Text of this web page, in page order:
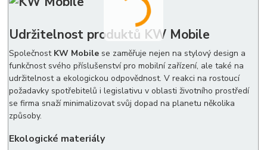
Udržitelnost produktů KW Mobile
Společnost KW Mobile se zaměřuje nejen na stylový design a
funkčnost svého příslušenství pro mobilní zařízení, ale také na
udržitelnost a ekologickou odpovědnost. V reakci na rostoucí
požadavky spotřebitelů i legislativu v oblasti životního prostředí
se firma snaží minimalizovat svůj dopad na planetu několika
způsoby.
Ekologické materiály